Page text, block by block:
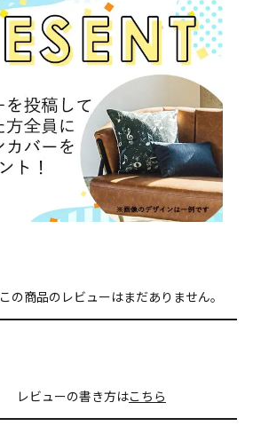
この商品のレビューはまだありません。
レビューの書き方はこちら